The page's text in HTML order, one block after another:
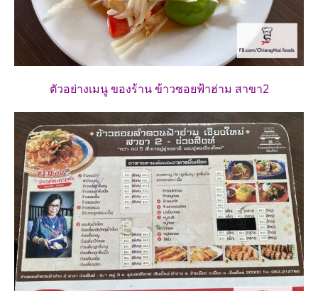
ตัวอย่างเมนู ของร้าน ข้าวซอยฟ้าฮ่าม สาขา2